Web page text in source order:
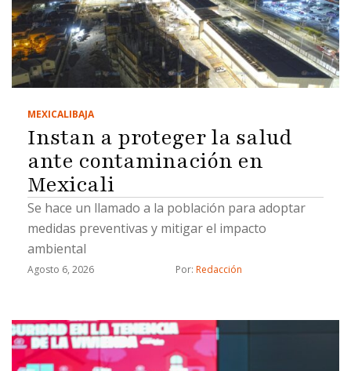
MEXICALIBAJA
Instan a proteger la salud
ante contaminación en
Mexicali
Se hace un llamado a la población para adoptar
medidas preventivas y mitigar el impacto
ambiental
Agosto 6, 2026 Por: Redacción